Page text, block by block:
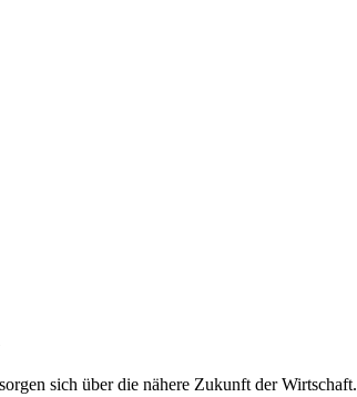
sich über die nähere Zukunft der Wirtschaft.